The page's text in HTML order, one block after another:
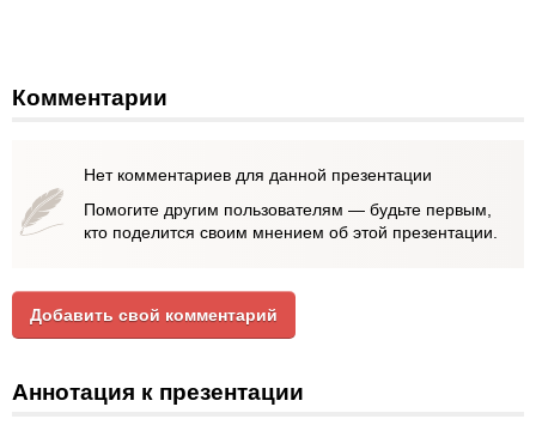
Комментарии
Нет комментариев для данной презентации
Помогите другим пользователям — будьте первым,
кто поделится своим мнением об этой презентации.
Добавить свой комментарий
Аннотация к презентации